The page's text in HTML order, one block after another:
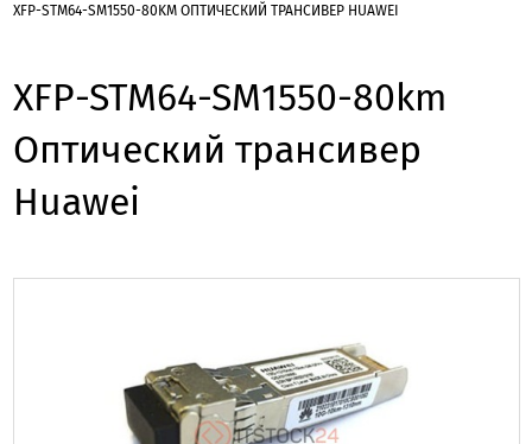
XFP-STM64-SM1550-80KM ОПТИЧЕСКИЙ ТРАНСИВЕР HUAWEI
XFP-STM64-SM1550-80km
Оптический трансивер
Huawei